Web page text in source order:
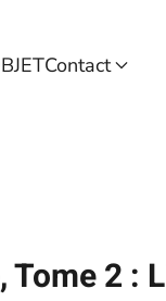
Contact
Tome 2 :